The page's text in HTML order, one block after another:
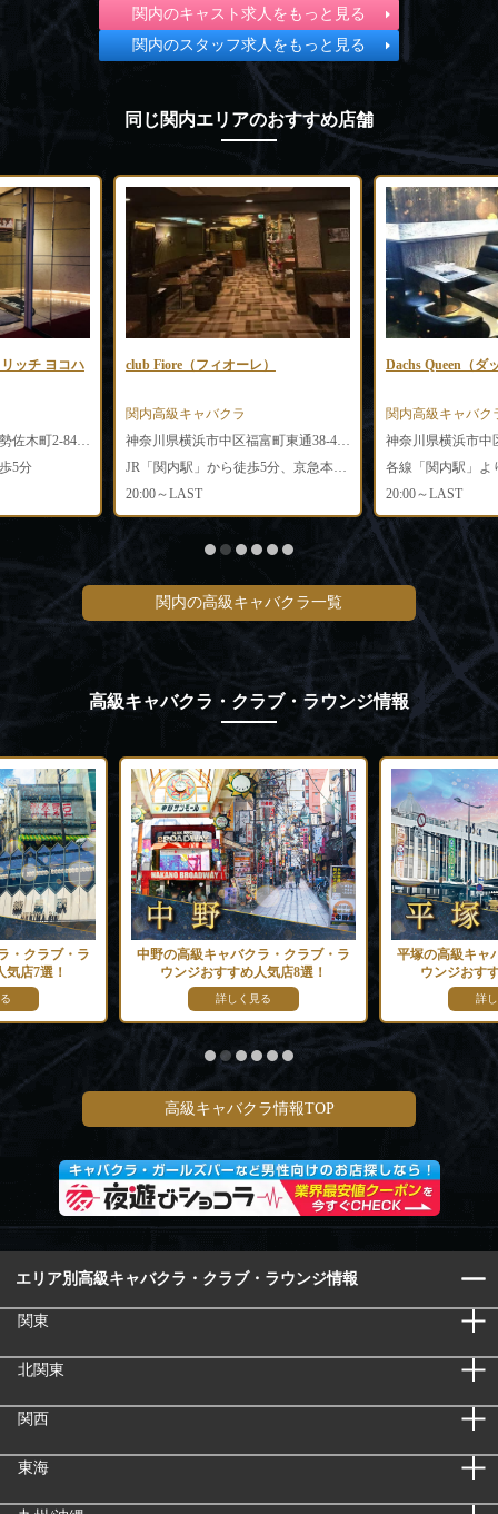
関内のキャスト求人をもっと見る
関内のスタッフ求人をもっと見る
同じ関内エリアのおすすめ店舗
ッチ ヨコハ
神奈川県横浜市中区伊勢佐木町2-84 パレスガーデンビルB1F
5分
club Fiore（フィオーレ）
関内高級キャバクラ
神奈川県横浜市中区福富町東通38-4 福富町キンガビル2F
JR「関内駅」から徒歩5分、京急本線「日ノ出駅」より徒歩6分
20:00～LAST
Dachs Queen（
関内高級キャバク
各線「関内駅」よ
20:00～LAST
関内の高級キャバクラ一覧
高級キャバクラ・クラブ・ラウンジ情報
・クラブ・ラ
店7選！
中野の高級キャバクラ・クラブ・ラ
ウンジおすすめ人気店8選！
詳しく見る
平塚の高級キャ
ウンジおす
詳
高級キャバクラ情報TOP
エリア別高級キャバクラ・クラブ・ラウンジ情報
関東
北関東
関西
東海